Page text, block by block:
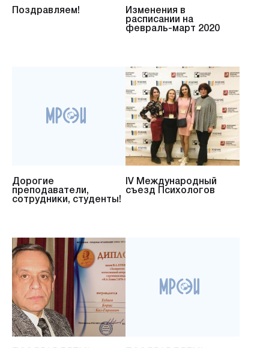
Поздравляем!
Изменения в
расписании на
февраль-март 2020
Дорогие
преподаватели,
сотрудники, студенты!
IV Международный
съезд Психологов